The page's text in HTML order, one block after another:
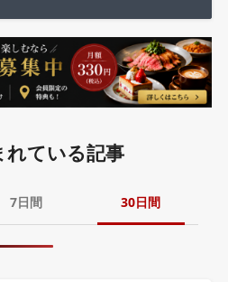
れている記事
7日間 30日間